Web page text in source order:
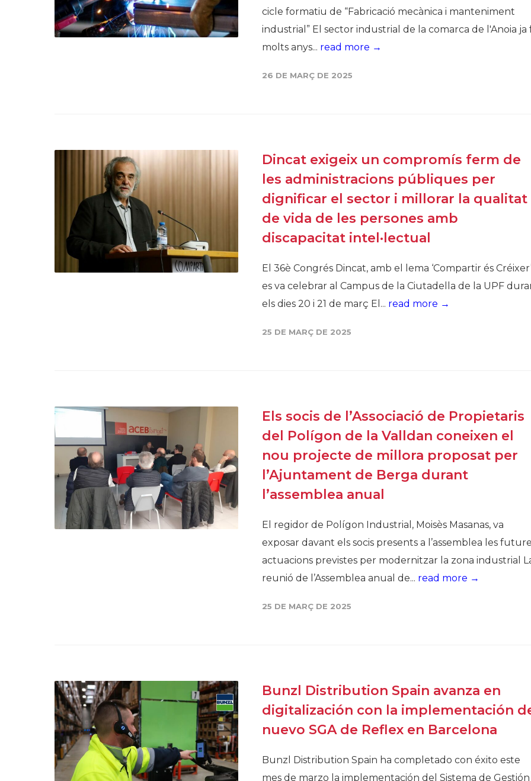
cicle formatiu de “Fabricació mecànica i manteniment
industrial” El sector industrial de la comarca de l'Anoia ja
molts anys... read more →
26 DE MARÇ DE 2025
Dincat exigeix un compromís ferm de
les administracions públiques per
dignificar el sector i millorar la qualitat
de vida de les persones amb
discapacitat intel·lectual
El 36è Congrés Dincat, amb el lema ‘Compartir és
es va celebrar al Campus de la Ciutadella de la UPF
els dies 20 i 21 de març El... read more →
25 DE MARÇ DE 2025
Els socis de l’Associació de Propietaris
del Polígon de la Valldan coneixen el
nou projecte de millora proposat per
l’Ajuntament de Berga durant
l’assemblea anual
El regidor de Polígon Industrial, Moisès Masanas, va
exposar davant els socis presents a l’assemblea les
actuacions previstes per modernitzar la zona industrial
reunió de l’Assemblea anual de... read more →
25 DE MARÇ DE 2025
Bunzl Distribution Spain avanza en
digitalización con la implementación
nuevo SGA de Reflex en Barcelona
Bunzl Distribution Spain ha completado con éxito este
mes de marzo la implementación del Sistema de Gestión